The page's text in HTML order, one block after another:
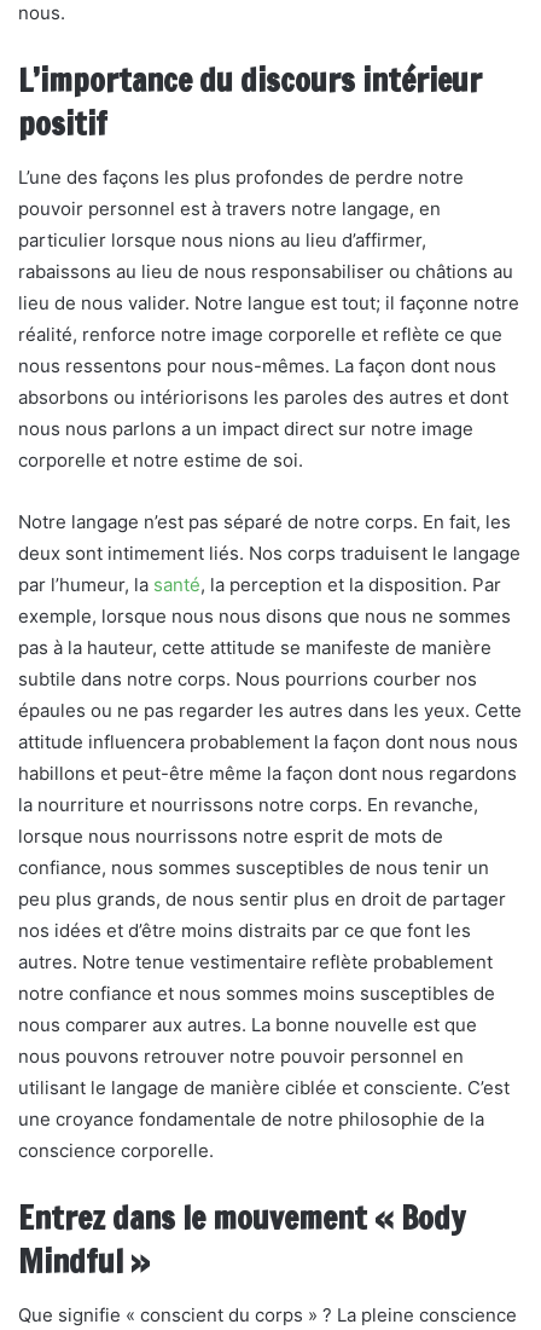
nous.
L’importance du discours intérieur
positif
L’une des façons les plus profondes de perdre notre
pouvoir personnel est à travers notre langage, en
particulier lorsque nous nions au lieu d’affirmer,
rabaissons au lieu de nous responsabiliser ou châtions au
lieu de nous valider. Notre langue est tout; il façonne notre
réalité, renforce notre image corporelle et reflète ce que
nous ressentons pour nous-mêmes. La façon dont nous
absorbons ou intériorisons les paroles des autres et dont
nous nous parlons a un impact direct sur notre image
corporelle et notre estime de soi.
Notre langage n’est pas séparé de notre corps. En fait, les
deux sont intimement liés. Nos corps traduisent le langage
par l’humeur, la santé, la perception et la disposition. Par
exemple, lorsque nous nous disons que nous ne sommes
pas à la hauteur, cette attitude se manifeste de manière
subtile dans notre corps. Nous pourrions courber nos
épaules ou ne pas regarder les autres dans les yeux. Cette
attitude influencera probablement la façon dont nous nous
habillons et peut-être même la façon dont nous regardons
la nourriture et nourrissons notre corps. En revanche,
lorsque nous nourrissons notre esprit de mots de
confiance, nous sommes susceptibles de nous tenir un
peu plus grands, de nous sentir plus en droit de partager
nos idées et d’être moins distraits par ce que font les
autres. Notre tenue vestimentaire reflète probablement
notre confiance et nous sommes moins susceptibles de
nous comparer aux autres. La bonne nouvelle est que
nous pouvons retrouver notre pouvoir personnel en
utilisant le langage de manière ciblée et consciente. C’est
une croyance fondamentale de notre philosophie de la
conscience corporelle.
Entrez dans le mouvement « Body
Mindful »
Que signifie « conscient du corps » ? La pleine conscience